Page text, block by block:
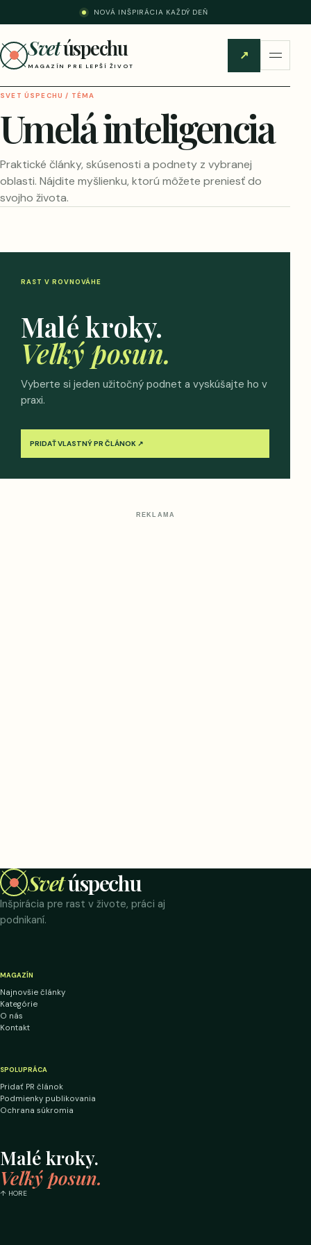
NOVÁ INŠPIRÁCIA KAŽDÝ DEŇ
Svetúspechu
MAGAZÍN PRE LEPŠÍ ŽIVOT
↗
SVET ÚSPECHU / TÉMA
Umelá inteligencia
Praktické články, skúsenosti a podnety z vybranej
oblasti. Nájdite myšlienku, ktorú môžete preniesť do
svojho života.
RAST V ROVNOVÁHE
Malé kroky.
Veľký posun.
Vyberte si jeden užitočný podnet a vyskúšajte ho v
praxi.
PRIDAŤ VLASTNÝ PR ČLÁNOK ↗
REKLAMA
Svetúspechu
Inšpirácia pre rast v živote, práci aj
podnikaní.
MAGAZÍN
Najnovšie články
Kategórie
O nás
Kontakt
SPOLUPRÁCA
Pridať PR článok
Podmienky publikovania
Ochrana súkromia
Malé kroky.
Veľký posun.
↑ HORE